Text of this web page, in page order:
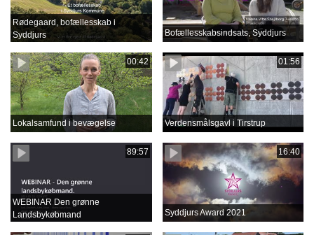
Rødegaard, bofællesskab i
Syddjurs
Bofællesskabsindsats, Syddjurs
00:42
Lokalsamfund i bevægelse
01:56
Verdensmålsgavl i Tirstrup
89:57
WEBINAR Den grønne
Landsbykøbmand
16:40
Syddjurs Award 2021